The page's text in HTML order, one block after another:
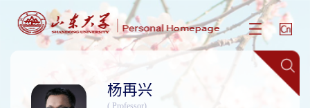
杨再兴
( Professor)